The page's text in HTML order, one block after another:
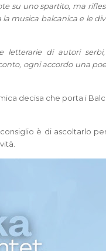
su uno spartito, ma
musica balcanica e le
letterarie di autori
ogni accordo una
decisa che porta i
è di ascoltarlo